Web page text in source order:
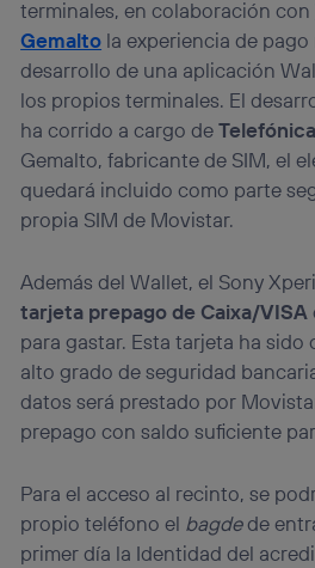
terminales, en colaboración con
Gemalto la experiencia de
desarrollo de una aplicación
los propios terminales. El
ha corrido a cargo de
Gemalto, fabricante de SIM, el
quedará incluido como parte
propia SIM de Movistar.
Además del Wallet, el Sony
tarjeta prepago de Caixa/VISA
para gastar. Esta tarjeta ha sido
alto grado de seguridad
datos será prestado por
prepago con saldo suficiente
Para el acceso al recinto, se
propio teléfono el bagdede
primer día la Identidad del
identificador. Típicamente:
Si utilizas una
conexión de
el marketing o análisis se
actividades de navegación de
que hayan dado su
Si utilizasdatos móviles, el
personalizado, ya que se
navegación del usuario del
Puedes gestionar los
visitando el portal de privacidad
(“consenthub”) . Para más
la política de privacidad de Utiq